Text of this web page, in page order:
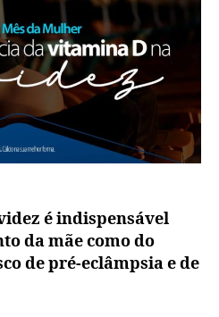
é indispensável
da mãe como do
de pré-eclâmpsia e de